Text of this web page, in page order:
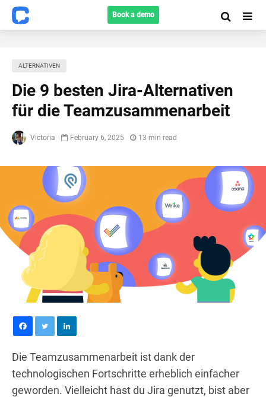
Book a demo
ALTERNATIVEN
Die 9 besten Jira-Alternativen
für die Teamzusammenarbeit
Victoria February 6, 2025 13 min read
Die Teamzusammenarbeit ist dank der
technologischen Fortschritte erheblich einfacher
geworden. Vielleicht hast du Jira genutzt, bist aber